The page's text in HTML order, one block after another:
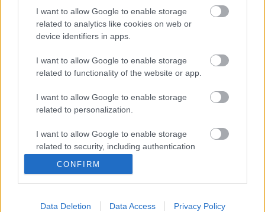
I want to allow Google to enable storage
related to analytics like cookies on web or
device identifiers in apps.
I want to allow Google to enable storage
related to functionality of the website or app.
I want to allow Google to enable storage
related to personalization.
I want to allow Google to enable storage
related to security, including authentication
CONFIRM
Data Deletion Data Access Privacy Policy
Túlfogyasztás napja - július 30-ra
felhasználta az emberiség a Föld egész
évre elegendő erőforrásait
Egyhetes országos ellenőrzést tart a
KIEMELT
Szakirányú továbbképzésekkel segíti
leküzdését a Gál Ferenc Egyetem